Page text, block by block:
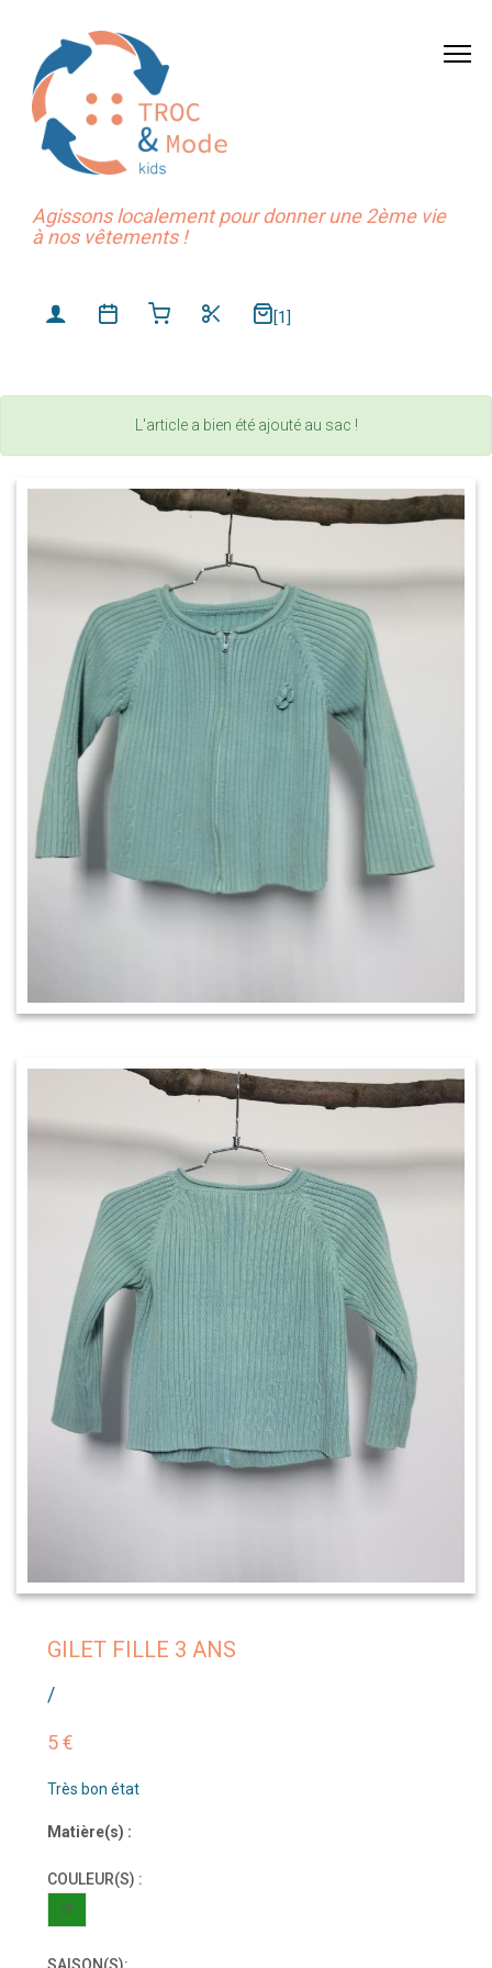
Agissons localement pour donner une 2ème vie
à nos vêtements !
[1]
L'article a bien été ajouté au sac !
GILET FILLE 3 ANS
/
5 €
Très bon état
Matière(s) :
COULEUR(S) :
VE